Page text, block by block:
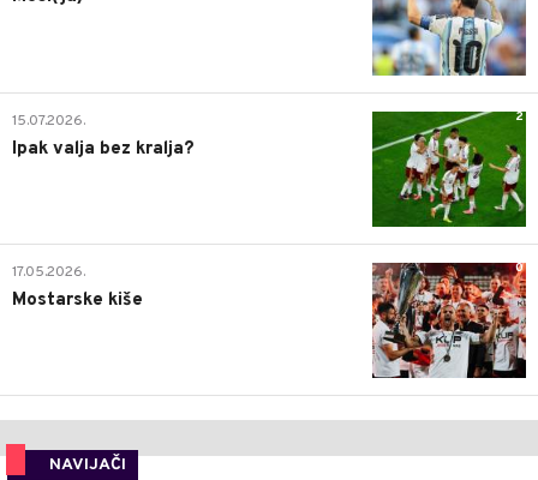
2
15.07.2026.
Ipak valja bez kralja?
0
17.05.2026.
Mostarske kiše
NAVIJAČI